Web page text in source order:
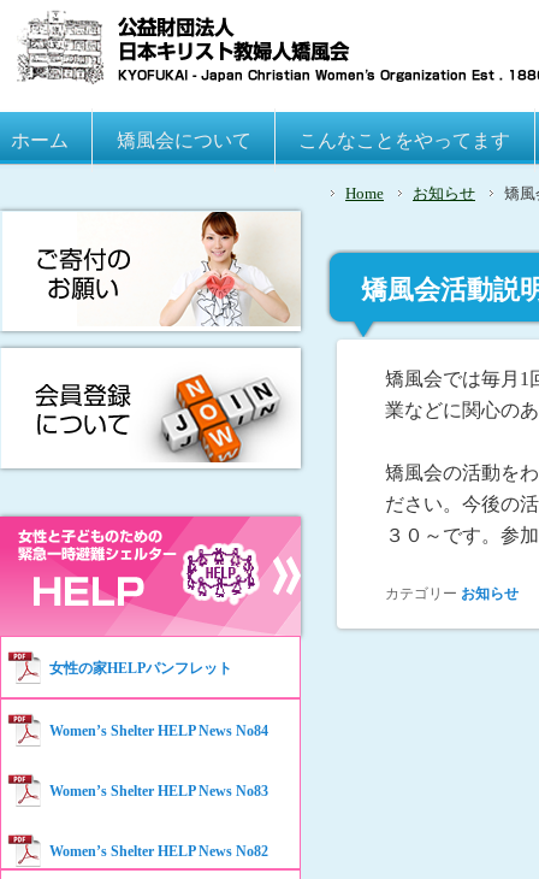
Skip to primary content
Skip to secondary content
ホーム 矯風会について こんなことをやってます
Home お知らせ 矯風
矯風会活動説
～です
矯風会では毎月1
業などに関心の
矯風会の活動を
ださい。今後の
３０～です。参
カテゴリー お知らせ
女性の家HELPパンフレット
Women’s Shelter HELP News No84
Women’s Shelter HELP News No83
Women’s Shelter HELP News No82